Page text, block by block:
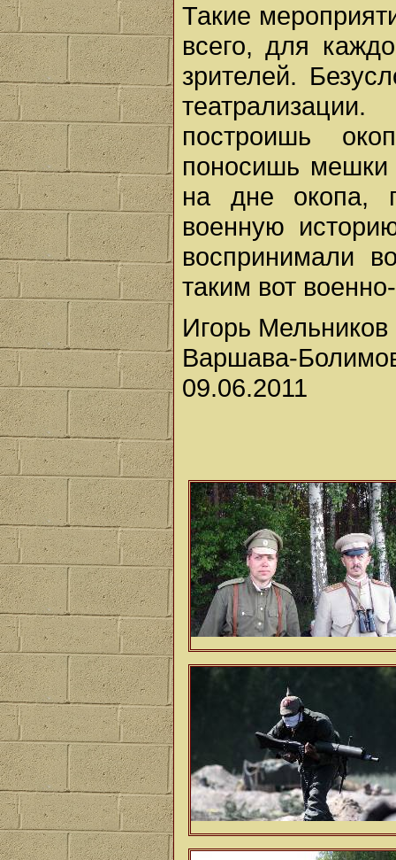
Такие
всего, для
зрителей.
построишь
поносишь мешки
на дне окопа,
военную
воспринимали
таким вот
Игорь Мельников
Варшава-
09.06.2011